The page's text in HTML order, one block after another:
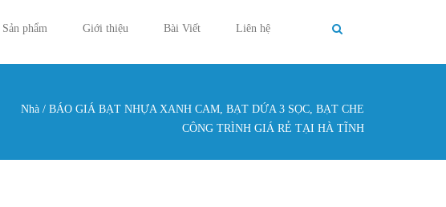
Sản phẩm Giới thiệu Bài Viết Liên hệ
Nhà / BÁO GIÁ BẠT NHỰA XANH CAM, BẠT DỨA 3 SỌC, BẠT CHE
CÔNG TRÌNH GIÁ RẺ TẠI HÀ TĨNH